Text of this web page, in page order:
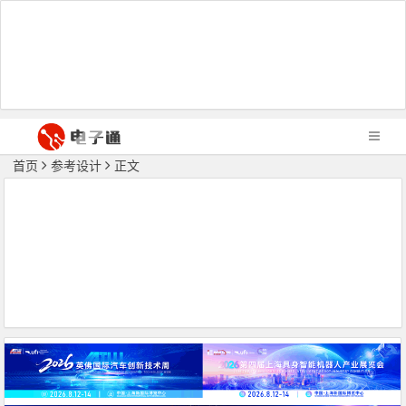
首页 参考设计 正文